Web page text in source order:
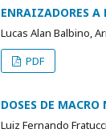
ENRAIZADORES A
Lucas Alan Balbino,
PDF
DOSES DE
Luiz Fernando